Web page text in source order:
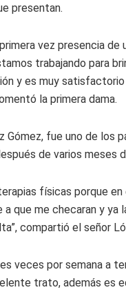
presentan.
vez presencia
trabajando para
y es muy
la primera dama.
Gómez, fue uno de
de varios meses
físicas porque
a que me checaran y
compartió el señor
veces por semana a
trato, además es